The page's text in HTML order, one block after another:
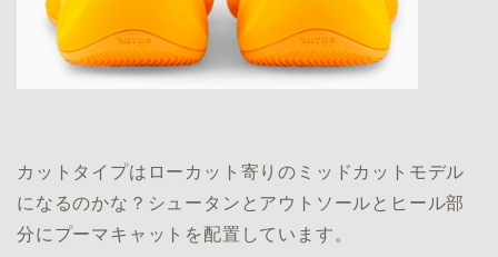
カットタイプはローカット寄りのミッドカットモデル
になるのかな？シュータンとアウトソールとヒール部
分にプーマキャットを配置しています。